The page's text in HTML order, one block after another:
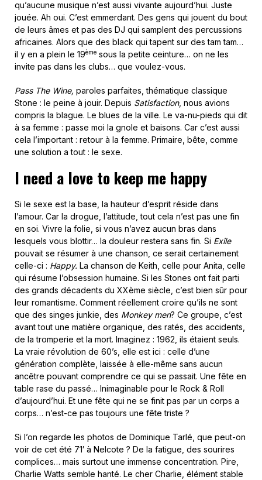
qu’aucune musique n’est aussi vivante aujourd’hui. Juste
jouée. Ah oui. C’est emmerdant. Des gens qui jouent du bout
de leurs âmes et pas des DJ qui samplent des percussions
africaines. Alors que des black qui tapent sur des tam tam…
il y en a plein le 19ème sous la petite ceinture… on ne les
invite pas dans les clubs… que voulez-vous.
Pass The Wine, paroles parfaites, thématique classique
Stone : le peine à jouir. Depuis Satisfaction, nous avions
compris la blague. Le blues de la ville. Le va-nu-pieds qui dit
à sa femme : passe moi la gnole et baisons. Car c’est aussi
cela l’important : retour à la femme. Primaire, bête, comme
une solution a tout : le sexe.
I need a love to keep me happy
Si le sexe est la base, la hauteur d’esprit réside dans
l’amour. Car la drogue, l’attitude, tout cela n’est pas une fin
en soi. Vivre la folie, si vous n’avez aucun bras dans
lesquels vous blottir… la douleur restera sans fin. Si Exile
pouvait se résumer à une chanson, ce serait certainement
celle-ci : Happy. La chanson de Keith, celle pour Anita, celle
qui résume l’obsession humaine. Si les Stones ont fait parti
des grands décadents du XXème siècle, c’est bien sûr pour
leur romantisme. Comment réellement croire qu’ils ne sont
que des singes junkie, des Monkey men? Ce groupe, c’est
avant tout une matière organique, des ratés, des accidents,
de la tromperie et la mort. Imaginez : 1962, ils étaient seuls.
La vraie révolution de 60’s, elle est ici : celle d’une
génération complète, laissée à elle-même sans aucun
ancêtre pouvant comprendre ce qui se passait. Une fête en
table rase du passé… Inimaginable pour le Rock & Roll
d’aujourd’hui. Et une fête qui ne se finit pas par un corps a
corps… n’est-ce pas toujours une fête triste ?
Si l’on regarde les photos de Dominique Tarlé, que peut-on
voir de cet été 71′ à Nelcote ? De la fatigue, des sourires
complices… mais surtout une immense concentration. Pire,
Charlie Watts semble hanté. Le cher Charlie, élément stable